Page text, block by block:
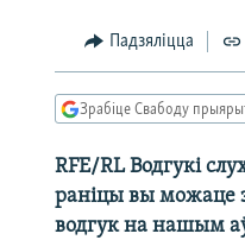
Падзяліцца
Зрабіце Свабоду
RFE/RL Водгукі
раніцы вы можаце
водгук на нашым